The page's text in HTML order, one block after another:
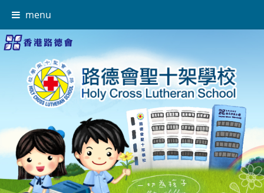
menu